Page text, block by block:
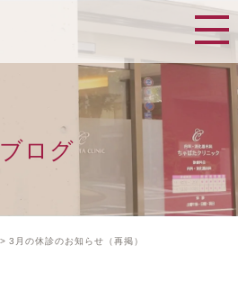
ブログ
3月の休診のお知らせ（再掲）